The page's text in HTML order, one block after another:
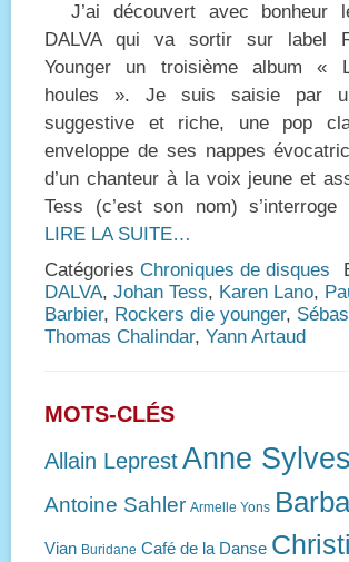
J’ai découvert avec bonheur
DALVA qui va sortir sur label
Younger un troisième album «
houles ». Je suis saisie par
suggestive et riche, une pop
enveloppe de ses nappes
d’un chanteur à la voix jeune et
Tess (c’est son nom)
LIRE LA SUITE…
Catégories Chroniques de disques
DALVA, Johan Tess, Karen Lano,
Barbier, Rockers die younger,
Thomas Chalindar, Yann Artaud
MOTS-CLÉS
Allain LeprestAnne
Antoine Sahler Armelle Yons
Vian Buridane Café de la Danse